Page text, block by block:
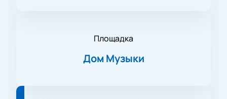
Площадка
Дом Музыки